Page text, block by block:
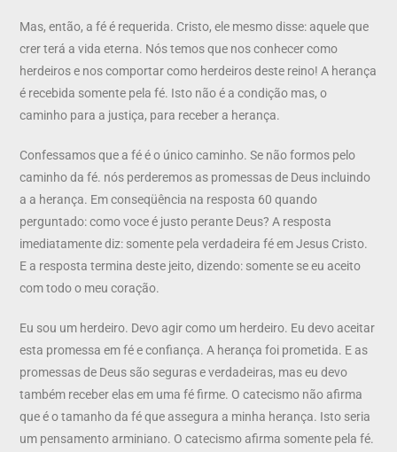
Mas, então, a fé é requerida. Cristo, ele mesmo disse: aquele que
crer terá a vida eterna. Nós temos que nos conhecer como
herdeiros e nos comportar como herdeiros deste reino! A herança
é recebida somente pela fé. Isto não é a condição mas, o
caminho para a justiça, para receber a herança.
Confessamos que a fé é o único caminho. Se não formos pelo
caminho da fé. nós perderemos as promessas de Deus incluindo
a a herança. Em conseqüência na resposta 60 quando
perguntado: como voce é justo perante Deus? A resposta
imediatamente diz: somente pela verdadeira fé em Jesus Cristo.
E a resposta termina deste jeito, dizendo: somente se eu aceito
com todo o meu coração.
Eu sou um herdeiro. Devo agir como um herdeiro. Eu devo aceitar
esta promessa em fé e confiança. A herança foi prometida. E as
promessas de Deus são seguras e verdadeiras, mas eu devo
também receber elas em uma fé firme. O catecismo não afirma
que é o tamanho da fé que assegura a minha herança. Isto seria
um pensamento arminiano. O catecismo afirma somente pela fé.